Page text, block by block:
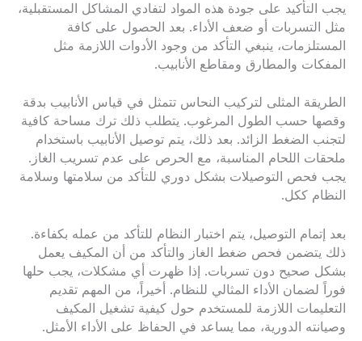
يجب التأكيد على جودة هذه المواد لتفادي المشاكل المستقبلية،
مثل التسربات أو ضعف الأداء. بعد الحصول على كافة
المستلزمات، ينبغي التأكد من وجود الأدوات اللازمة مثل
المفكات والمطارق ومقاطع الأنابيب.
الطريقة المثلى لتركيب النحاس تتمثل في قياس الأنابيب بدقة
وقصها حسب الطول المرغوب. يتطلب ذلك ترك مساحة كافية
لتجنب الضغط الزائد. بعد ذلك، يتم توصيل الأنابيب باستخدام
ملحقات اللحام المناسبة، مع الحرص على عدم تسريب الغاز.
يجب فحص التوصيلات بشكل دوري للتأكد من سلامتها وسلامة
النظام ككل.
بعد إتمام التوصيل، يتم اختبار النظام للتأكد من عمله بكفاءة.
ذلك يتضمن فحص ضغط الغاز والتأكد من أن المكيف يعمل
بشكل صحيح دون تسربات. إذا ظهرت أي مشكلات، يجب حلها
فوراً لضمان الأداء المثالي للنظام. أخيراً، من المهم تقديم
التعليمات اللازمة للمستخدم حول كيفية تشغيل المكيف
وصيانته الدورية، مما يساعد في الحفاظ على الأداء الأمثل.